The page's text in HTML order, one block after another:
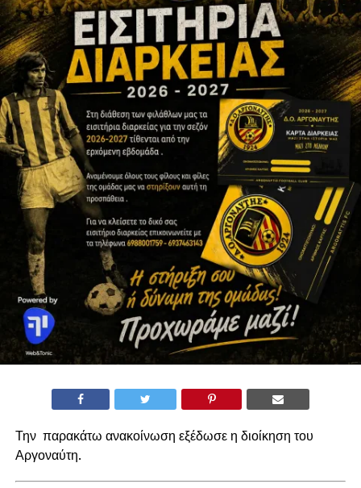
Την παρακάτω ανακοίνωση εξέδωσε η διοίκηση του
Αργοναύτη.